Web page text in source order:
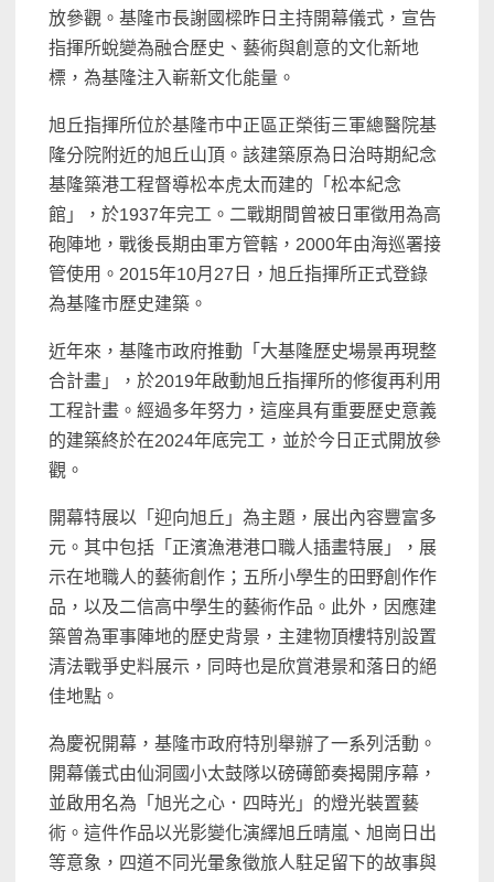
放參觀。基隆市長謝國樑昨日主持開幕儀式，宣告
指揮所蛻變為融合歷史、藝術與創意的文化新地
標，為基隆注入嶄新文化能量。
旭丘指揮所位於基隆市中正區正榮街三軍總醫院基
隆分院附近的旭丘山頂。該建築原為日治時期紀念
基隆築港工程督導松本虎太而建的「松本紀念
館」，於1937年完工。二戰期間曾被日軍徵用為高
砲陣地，戰後長期由軍方管轄，2000年由海巡署接
管使用。2015年10月27日，旭丘指揮所正式登錄
為基隆市歷史建築。
近年來，基隆市政府推動「大基隆歷史場景再現整
合計畫」，於2019年啟動旭丘指揮所的修復再利用
工程計畫。經過多年努力，這座具有重要歷史意義
的建築終於在2024年底完工，並於今日正式開放參
觀。
開幕特展以「迎向旭丘」為主題，展出內容豐富多
元。其中包括「正濱漁港港口職人插畫特展」，展
示在地職人的藝術創作；五所小學生的田野創作作
品，以及二信高中學生的藝術作品。此外，因應建
築曾為軍事陣地的歷史背景，主建物頂樓特別設置
清法戰爭史料展示，同時也是欣賞港景和落日的絕
佳地點。
為慶祝開幕，基隆市政府特別舉辦了一系列活動。
開幕儀式由仙洞國小太鼓隊以磅礡節奏揭開序幕，
並啟用名為「旭光之心．四時光」的燈光裝置藝
術。這件作品以光影變化演繹旭丘晴嵐、旭崗日出
等意象，四道不同光暈象徵旅人駐足留下的故事與